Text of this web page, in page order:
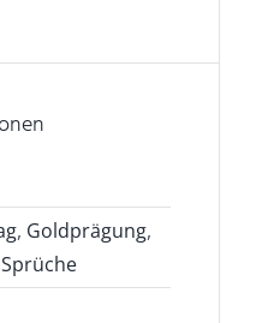
, Goldprägung,
Sprüche